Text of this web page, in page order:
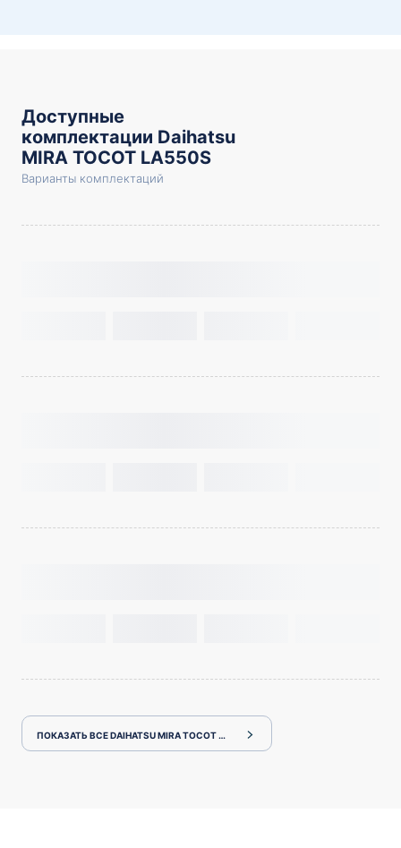
Доступные
комплектации Daihatsu
MIRA TOCOT LA550S
Варианты комплектаций
ПОКАЗАТЬ ВСЕ DAIHATSU MIRA TOCOT LA550S